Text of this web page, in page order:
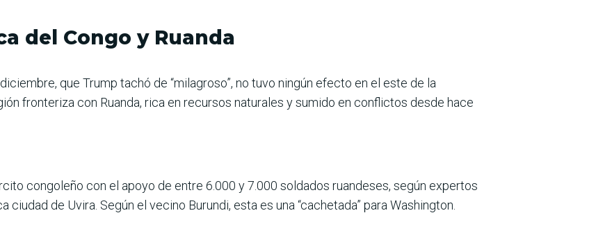
del Congo y Ruanda
que Trump tachó de “milagroso”, no tuvo ningún efecto en el este de la
fronteriza con Ruanda, rica en recursos naturales y sumido en conflictos desde hace
congoleño con el apoyo de entre 6.000 y 7.000 soldados ruandeses, según expertos
de Uvira. Según el vecino Burundi, esta es una “cachetada” para Washington.